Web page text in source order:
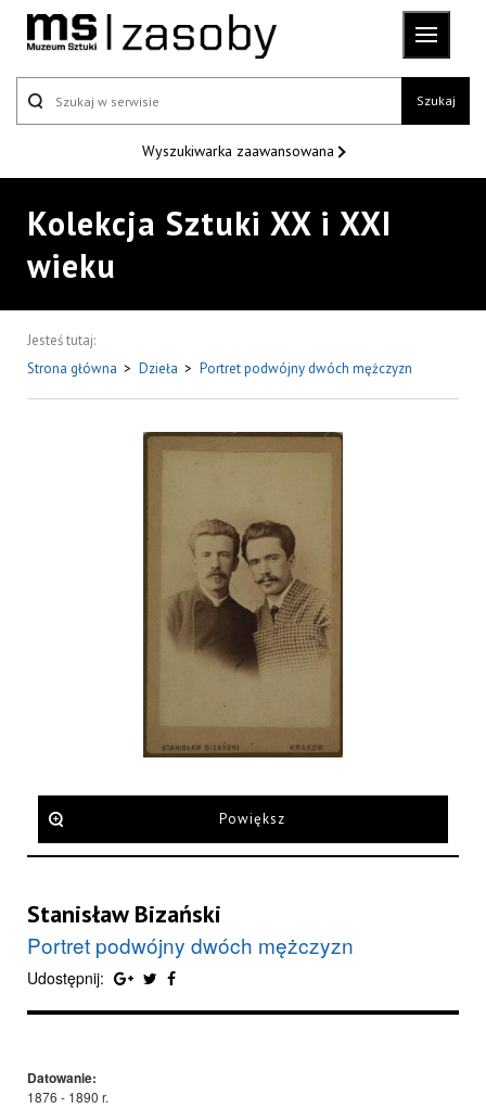
Szukaj
Wyszukiwarka zaawansowana
Kolekcja Sztuki XX i XXI
wieku
Jesteś tutaj:
Strona główna > Dzieła > Portret podwójny dwóch mężczyzn
Powiększ
Stanisław Bizański
Portret podwójny dwóch mężczyzn
Udostępnij:
Datowanie:
1876 - 1890 r.